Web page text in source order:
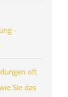
–
oft
Sie das